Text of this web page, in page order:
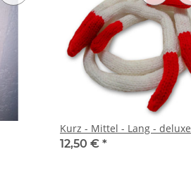
Kurz - Mittel - Lang - deluxe
12,50 € *